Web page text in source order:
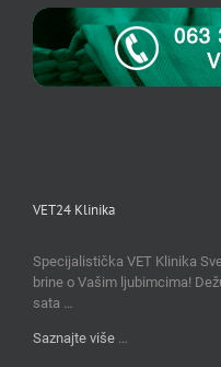
VET24 Klinika
Specijalistička VET Klinika
brine o Vašim ljubimcima!
sata …
Saznajte više …